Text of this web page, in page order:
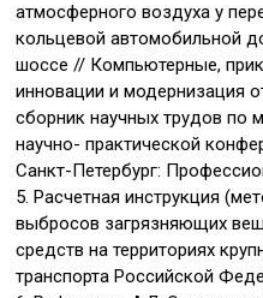
атмосферного воздуха у
кольцевой автомобильной
шоссе // Компьютерные,
инновации и модернизация
сборник научных трудов по
научно- практической
Санкт-Петербург:
5. Расчетная инструкция
выбросов загрязняющих
средств на территориях
транспорта Российской